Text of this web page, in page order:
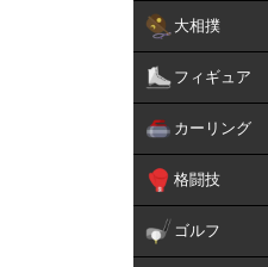
大相撲
フィギュア
カーリング
格闘技
ゴルフ